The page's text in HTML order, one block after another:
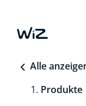
Alle
Produkte